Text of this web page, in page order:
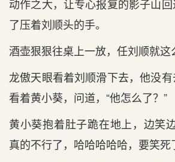
动作之大，让专心报复的影子山
了压着刘顺头的手。
酒壶狠狠往桌上一放，任刘顺就这
龙傲天眼看着刘顺滑下去，他没
看着黄小葵，问道，“他怎么了？”
黄小葵抱着肚子跪在地上，边笑
真的不行了，哈哈哈哈哈，要笑死